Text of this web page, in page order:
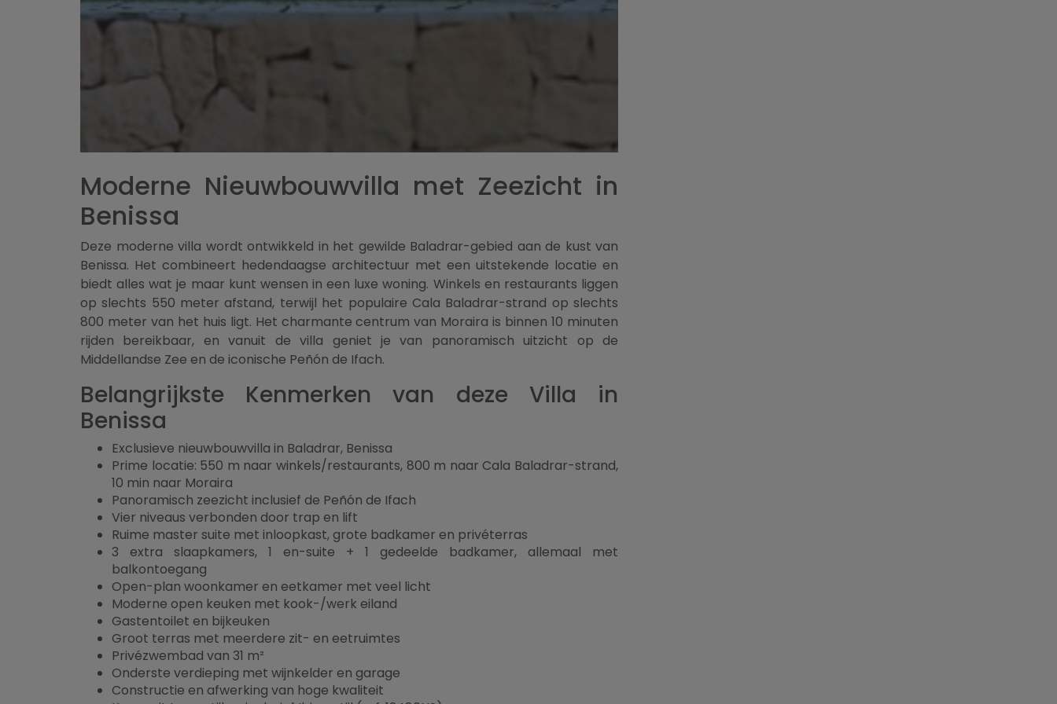
Moderne Nieuwbouwvilla met Zeezicht in
Benissa
Deze moderne villa wordt ontwikkeld in het gewilde Baladrar-gebied aan de kust van
Benissa. Het combineert hedendaagse architectuur met een uitstekende locatie en
biedt alles wat je maar kunt wensen in een luxe woning. Winkels en restaurants liggen
op slechts 550 meter afstand, terwijl het populaire Cala Baladrar-strand op slechts
800 meter van het huis ligt. Het charmante centrum van Moraira is binnen 10 minuten
rijden bereikbaar, en vanuit de villa geniet je van panoramisch uitzicht op de
Middellandse Zee en de iconische Peñón de Ifach.
Belangrijkste Kenmerken van deze Villa in
Benissa
Exclusieve nieuwbouwvilla in Baladrar, Benissa
Prime locatie: 550 m naar winkels/restaurants, 800 m naar Cala Baladrar-strand,
10 min naar Moraira
Panoramisch zeezicht inclusief de Peñón de Ifach
Vier niveaus verbonden door trap en lift
Ruime master suite met inloopkast, grote badkamer en privéterras
3 extra slaapkamers, 1 en-suite + 1 gedeelde badkamer, allemaal met
balkontoegang
Open-plan woonkamer en eetkamer met veel licht
Moderne open keuken met kook-/werk eiland
Gastentoilet en bijkeuken
Groot terras met meerdere zit- en eetruimtes
Privézwembad van 31 m²
Onderste verdieping met wijnkelder en garage
Constructie en afwerking van hoge kwaliteit